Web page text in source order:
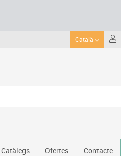
Català
Catàlegs Ofertes Contacte